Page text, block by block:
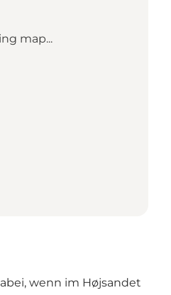
map...
wenn im Højsandet